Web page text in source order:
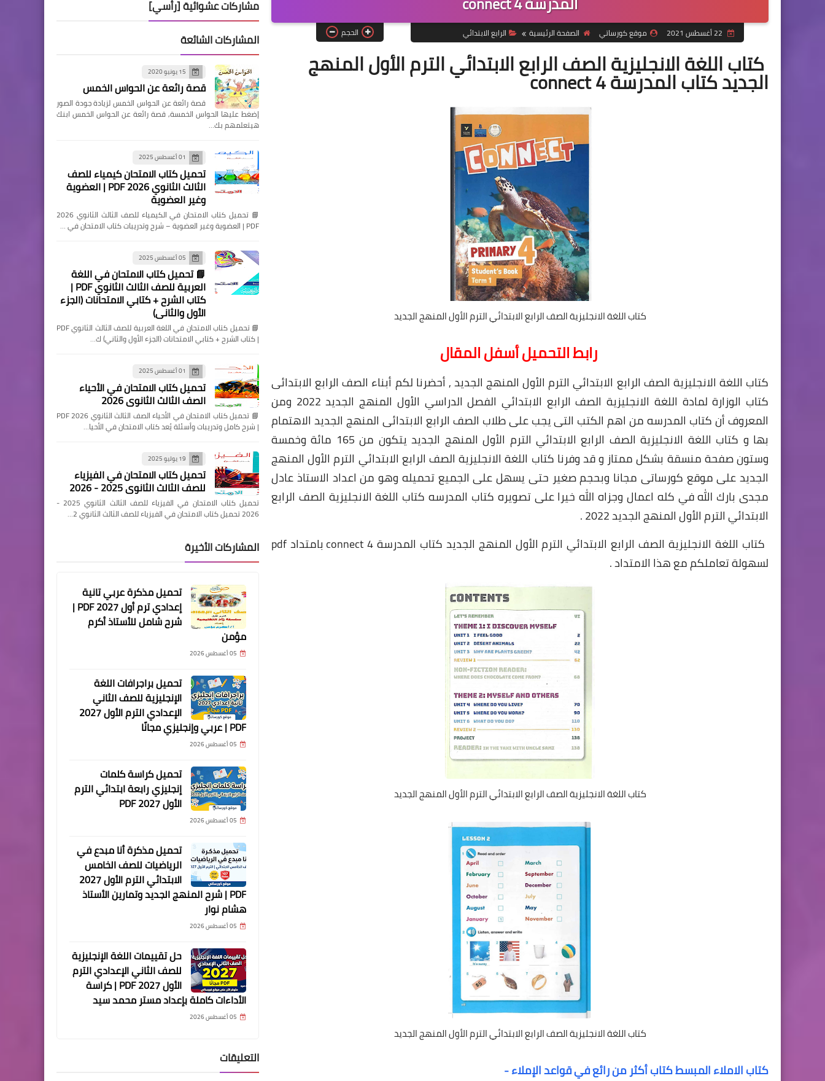
موقع كورساتي الصفحة الرئيسية الرابع الابتدائي الحجم
كتاب اللغة الانجليزية الصف الرابع الابتدائي الترم الأول المنهج
الجديد كتاب المدرسة connect 4
كتاب اللغة الانجليزية الصف الرابع الابتدائي الترم الأول المنهج الجديد
رابط التحميل أسفل المقال
كتاب اللغة الانجليزية الصف الرابع الابتدائي الترم الأول المنهج الجديد , أحضرنا لكم أبناء الصف الرابع الابتدائى
كتاب الوزارة لمادة اللغة الانجليزية الصف الرابع الابتدائي الفصل الدراسي الأول المنهج الجديد 2022 ومن
المعروف أن كتاب المدرسه من اهم الكتب التى يجب على طلاب الصف الرابع الابتدائى المنهج الجديد الاهتمام
بها و كتاب اللغة الانجليزية الصف الرابع الابتدائي الترم الأول المنهج الجديد يتكون من 165 مائة وخمسة
وستون صفحة منسقة بشكل ممتاز و قد وفرنا كتاب اللغة الانجليزية الصف الرابع الابتدائي الترم الأول المنهج
الجديد على موقع كورساتى مجانا وبحجم صغير حتى يسهل على الجميع تحميله وهو من اعداد الاستاذ عادل
مجدى بارك الله في كله اعمال وجزاه الله خيرا على تصويره كتاب المدرسه كتاب اللغة الانجليزية الصف الرابع
الابتدائي الترم الأول المنهج الجديد 2022 .
كتاب اللغة الانجليزية الصف الرابع الابتدائي الترم الأول المنهج الجديد كتاب المدرسة connect 4 بامتداد pdf
لسهولة تعاملكم مع هذا الامتداد .
كتاب اللغة الانجليزية الصف الرابع الابتدائي الترم الأول المنهج الجديد
كتاب اللغة الانجليزية الصف الرابع الابتدائي الترم الأول المنهج الجديد
كتاب الاملاء المبسط كتاب أكثر من رائع في قواعد الإملاء -
مشاركات عشوائية [رأسي]
المشاركات الشائعة
15 يونيو 2020
قصة رائعة عن الحواس الخمس
قصة رائعة عن الحواس الخمس لزيادة جودة الصور
إضغط عليها الحواس الخمسة, قصة رائعة عن الحواس الخمس ابنك
هيتعلمهم بك…
01 أغسطس 2025
تحميل كتاب الامتحان كيمياء للصف
الثالث الثانوي 2026 PDF | العضوية
وغير العضوية
📘 تحميل كتاب الامتحان في الكيمياء للصف الثالث الثانوي 2026
PDF | العضوية وغير العضوية – شرح وتدريبات كتاب الامتحان في …
05 أغسطس 2025
📘 تحميل كتاب الامتحان في اللغة
العربية للصف الثالث الثانوي PDF |
كتاب الشرح + كتابي الامتحانات (الجزء
الأول والثاني)
📘 تحميل كتاب الامتحان في اللغة العربية للصف الثالث الثانوي PDF
| كتاب الشرح + كتابي الامتحانات (الجزء الأول والثاني) ك…
01 أغسطس 2025
تحميل كتاب الامتحان في الأحياء
الصف الثالث الثانوي 2026
📘 تحميل كتاب الامتحان في الأحياء الصف الثالث الثانوي 2026 PDF
| شرح كامل وتدريبات وأسئلة يُعد كتاب الامتحان في الأحيا…
19 يوليو 2025
تحميل كتاب الامتحان في الفيزياء
للصف الثالث الثانوي 2025 - 2026
تحميل كتاب الامتحان في الفيزياء للصف الثالث الثانوي 2025 -
2026 تحميل كتاب الامتحان في الفيزياء للصف الثالث الثانوي 2…
المشاركات الأخيرة
تحميل مذكرة عربي تانية
إعدادي ترم أول 2027 PDF |
شرح شامل للأستاذ أكرم
مؤمن
05 أغسطس 2026
تحميل براجرافات اللغة
الإنجليزية للصف الثاني
الإعدادي الترم الأول 2027
PDF | عربي وإنجليزي مجانًا
05 أغسطس 2026
تحميل كراسة كلمات
إنجليزي رابعة ابتدائي الترم
الأول 2027 PDF
05 أغسطس 2026
تحميل مذكرة أنا مبدع في
الرياضيات للصف الخامس
الابتدائي الترم الأول 2027
PDF | شرح المنهج الجديد وتمارين الأستاذ
هشام نوار
05 أغسطس 2026
حل تقييمات اللغة الإنجليزية
للصف الثاني الإعدادي الترم
الأول 2027 PDF | كراسة
الأداءات كاملة بإعداد مستر محمد سيد
05 أغسطس 2026
التعليقات